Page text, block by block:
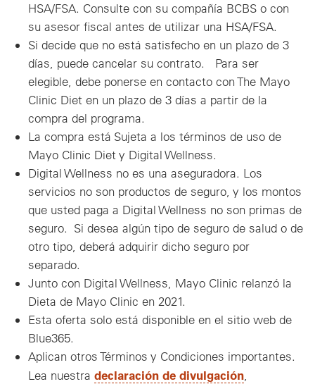
HSA/FSA. Consulte con su compañía BCBS o con
su asesor fiscal antes de utilizar una HSA/FSA.
Si decide que no está satisfecho en un plazo de 3
días, puede cancelar su contrato. Para ser
elegible, debe ponerse en contacto con The Mayo
Clinic Diet en un plazo de 3 días a partir de la
compra del programa.
La compra está Sujeta a los términos de uso de
Mayo Clinic Diet y Digital Wellness.
Digital Wellness no es una aseguradora. Los
servicios no son productos de seguro, y los montos
que usted paga a Digital Wellness no son primas de
seguro. Si desea algún tipo de seguro de salud o de
otro tipo, deberá adquirir dicho seguro por
separado.
Junto con Digital Wellness, Mayo Clinic relanzó la
Dieta de Mayo Clinic en 2021.
Esta oferta solo está disponible en el sitio web de
Blue365.
Aplican otros Términos y Condiciones importantes.
Lea nuestra declaración de divulgación